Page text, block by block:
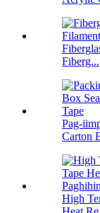
Fiberg...
Pag-
Carton
High